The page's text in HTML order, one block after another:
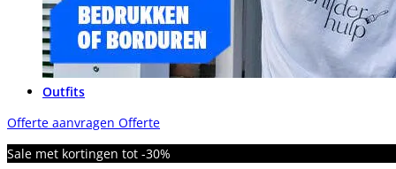
Outfits
Offerte aanvragen Offerte
Sale met kortingen tot -30%